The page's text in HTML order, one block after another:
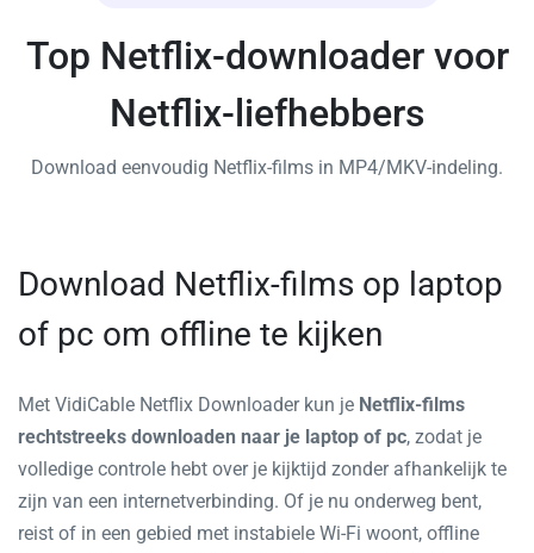
Top Netflix-downloader voor
Netflix-liefhebbers
Download eenvoudig Netflix-films in MP4/MKV-indeling.
Download Netflix-films op laptop
of pc om offline te kijken
Met VidiCable Netflix Downloader kun je Netflix-films
rechtstreeks downloaden naar je laptop of pc, zodat je
volledige controle hebt over je kijktijd zonder afhankelijk te
zijn van een internetverbinding. Of je nu onderweg bent,
reist of in een gebied met instabiele Wi-Fi woont, offline